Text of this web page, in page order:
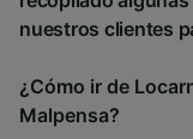
nuestros clientes
¿Cómo ir de
Malpensa?